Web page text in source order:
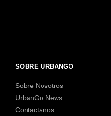
SOBRE URBANGO
Sobre Nosotros
UrbanGo News
Contactanos